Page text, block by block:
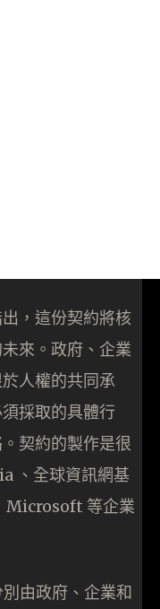
，這份契約將核
來。政府、企業
人權的共同承
採取的具體行
契約的製作是很
、全球資訊網基
Microsoft 等企業
別由政府、企業和